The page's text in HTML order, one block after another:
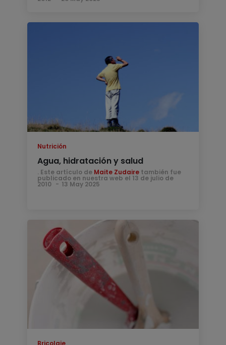
Nutrición
Agua, hidratación y salud
. Este artículo de Maite Zudaire también fue
publicado en nuestra web el 13 de julio de
2010 13 May 2025